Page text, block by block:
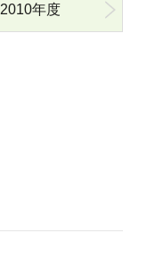
2010年度